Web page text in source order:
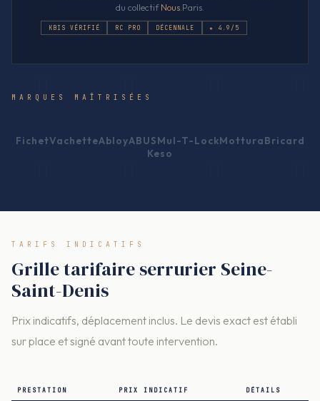
du collectifNous .Paris.
KBIS VÉRIFIÉ RC PRO DÉCENNALE ★ 4.9/5
MARQUES MAÎTRISÉES
FichetVachetteAbloyABUSMul-T-LockMotturaBricard
Keso
TARIFS INDICATIFS
Grille tarifaire serrurier Seine-
Saint-Denis
Prix indicatifs, déplacement inclus. Le devis exact est établi
sur place et signé avant toute intervention.
PRESTATION PRIX INDICATIF DÉTAILS